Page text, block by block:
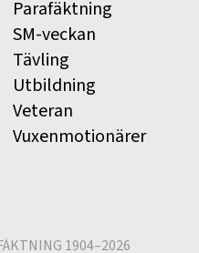
Parafäktning
SM-veckan
Tävling
Utbildning
Veteran
Vuxenmotionärer
1904–2026